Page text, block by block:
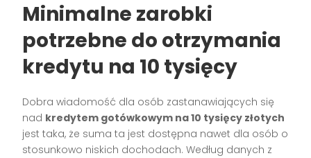
Minimalne zarobki
potrzebne do otrzymania
kredytu na 10 tysięcy
Dobra wiadomość dla osób zastanawiających się
nad kredytem gotówkowym na 10 tysięcy złotych
jest taka, że suma ta jest dostępna nawet dla osób o
stosunkowo niskich dochodach. Według danych z